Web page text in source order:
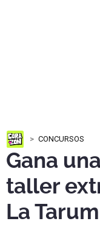
CONCURSOS
Gana
taller
La